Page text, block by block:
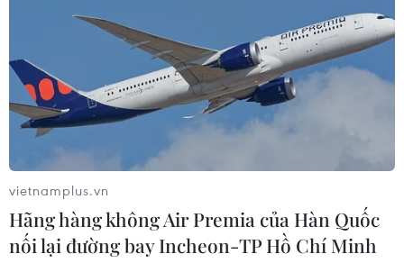
Tổng Biên tập: TRẦN TIẾN DUẨN
Phó Tổng Biên tập: NGUYỄN THỊ TÁM, KHÚC THANH
THỦY
Sở hữu trí tuệ
Quy định sử dụng
Ngôn ngữ
Dịch vụ tin
Quảng cáo
Liên hệ
vietnamplus.vn
Hãng hàng không Air Premia của Hàn Quốc
nối lại đường bay Incheon-TP Hồ Chí Minh